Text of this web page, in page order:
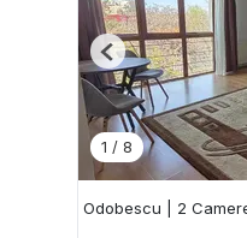
1 / 8
Previous
Odobescu | 2